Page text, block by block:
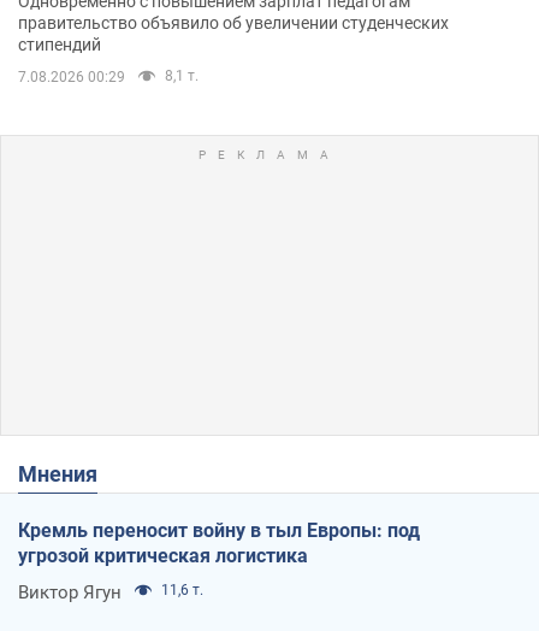
правительство объявило об увеличении студенческих
стипендий
7.08.2026 00:29 8,1 т.
Мнения
Кремль переносит войну в тыл Европы: под
угрозой критическая логистика
Виктор Ягун 11,6 т.